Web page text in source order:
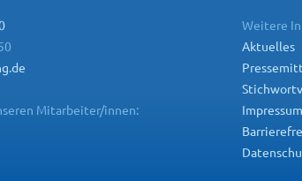
Mitarbeiter/innen:
Weitere
Aktuelles
Impressum